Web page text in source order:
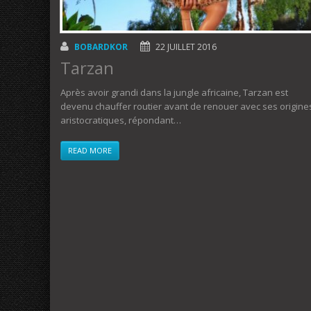
BOBARDKOR 22 JUILLET 2016
Tarzan
Après avoir grandi dans la jungle africaine, Tarzan est
devenu chauffer routier avant de renouer avec ses
aristocratiques, répondant…
READ MORE